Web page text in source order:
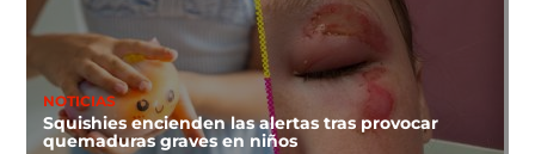
NOTICIAS
Squishies encienden las alertas tras provocar
quemaduras graves en niños